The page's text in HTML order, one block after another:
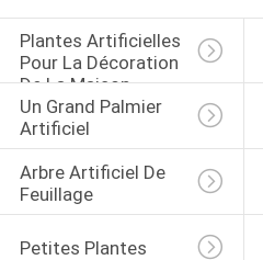
Plantes Artificielles
Pour La Décoration
De La Maison
Un Grand Palmier
Artificiel
Arbre Artificiel De
Feuillage
Petites Plantes